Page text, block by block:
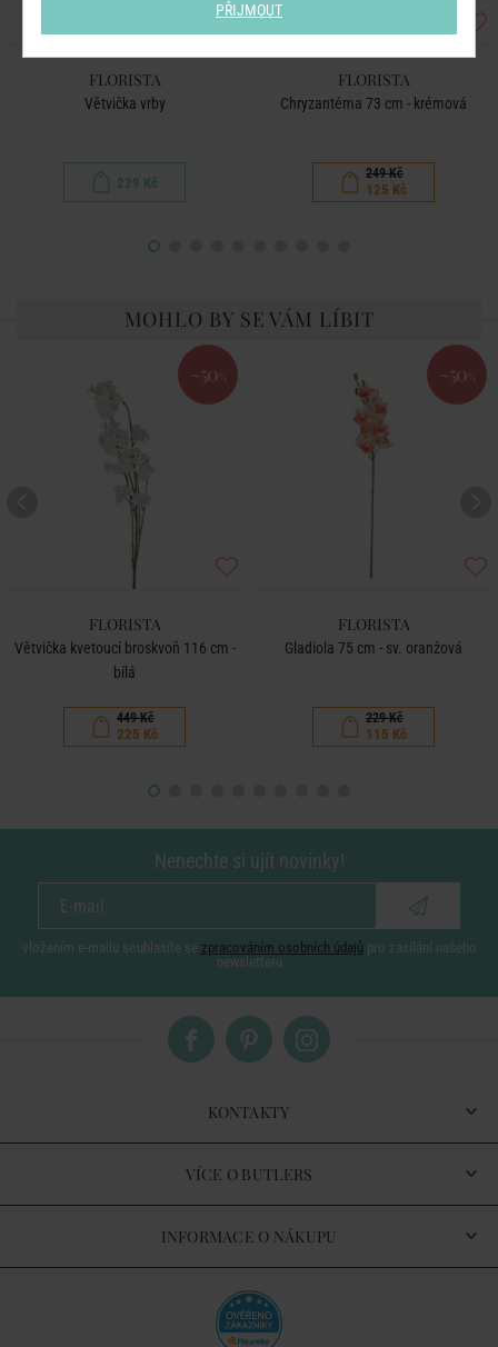
FLORISTA
Větvička vrby
229 Kč
FLORISTA
Chryzantéma 73 cm - krémová
249 Kč
125 Kč
MOHLO BY SE VÁM LÍBIT
-50 %
FLORISTA
Větvička kvetoucí broskvoň 116 cm -
bílá
449 Kč
225 Kč
-50 %
FLORISTA
Gladiola 75 cm - sv. oranžová
229 Kč
115 Kč
Nenechte si ujít novinky!
vložením e-mailu souhlasíte se zpracováním osobních údajů pro zasílání našeho
newsletteru
KONTAKTY
VÍCE O BUTLERS
INFORMACE O NÁKUPU
PŘIJMOUT